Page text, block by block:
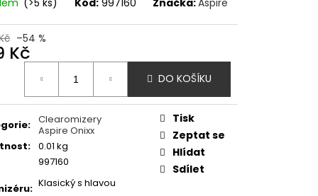
–54 %
Kč
DO KOŠÍKU
: Clearomizery
Aspire Onixx
: 0.01 kg
997160
: Klasický s hlavou
Tisk
Zeptat se
Hlídat
Sdílet
- PŘEDNAPLNĚNÁ